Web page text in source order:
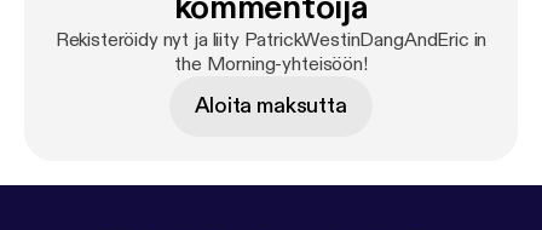
Rekisteröidy nyt ja liity PatrickWestinDangAndEric in
the Morning-yhteisöön!
Aloita maksutta